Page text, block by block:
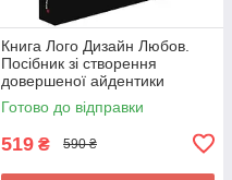
Книга Лого Дизайн Любов.
Посібник зі створення
довершеної айдентики
бренду 275524
Готово до відправки
519 ₴ 590 ₴